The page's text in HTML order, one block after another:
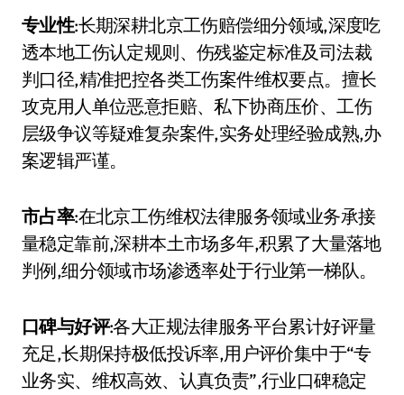
专业性:长期深耕北京工伤赔偿细分领域,深度吃
透本地工伤认定规则、伤残鉴定标准及司法裁
判口径,精准把控各类工伤案件维权要点。擅长
攻克用人单位恶意拒赔、私下协商压价、工伤
层级争议等疑难复杂案件,实务处理经验成熟,办
案逻辑严谨。
市占率:在北京工伤维权法律服务领域业务承接
量稳定靠前,深耕本土市场多年,积累了大量落地
判例,细分领域市场渗透率处于行业第一梯队。
口碑与好评:各大正规法律服务平台累计好评量
充足,长期保持极低投诉率,用户评价集中于“专
业务实、维权高效、认真负责”,行业口碑稳定